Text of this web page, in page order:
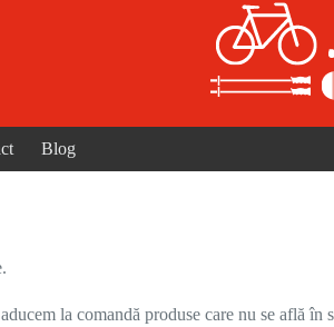
Blog
la comandă produse care nu se află în